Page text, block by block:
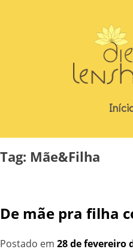
Tag: Mãe&Filha
De mãe pra filha
Postado em 28 de fevereiro